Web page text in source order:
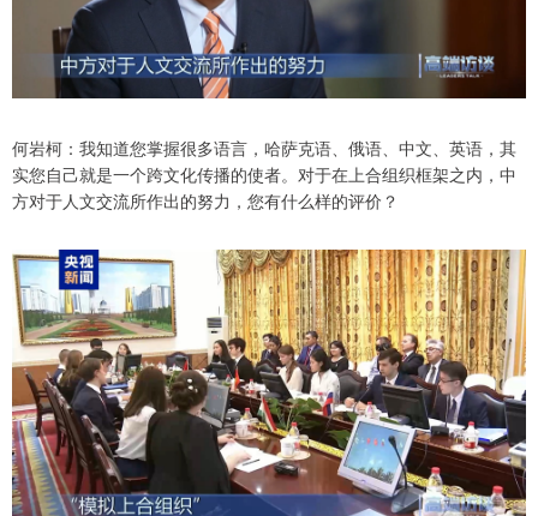
何岩柯：我知道您掌握很多语言，哈萨克语、俄语、中文、英语，其
实您自己就是一个跨文化传播的使者。对于在上合组织框架之内，中
方对于人文交流所作出的努力，您有什么样的评价？